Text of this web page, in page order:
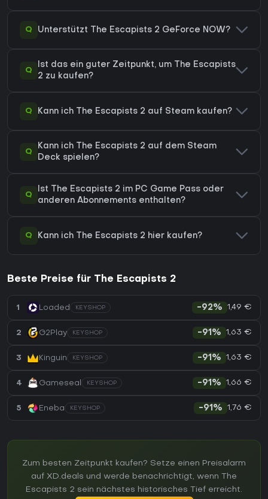
Q Unterstützt The Escapists 2 GeForce NOW?
Q
Ist das ein guter Zeitpunkt, um The Escapists
2 zu kaufen?
Q Kann ich The Escapists 2 auf Steam kaufen?
Q
Kann ich The Escapists 2 auf dem Steam
Deck spielen?
Q
Ist The Escapists 2 im PC Game Pass oder
anderen Abonnements enthalten?
Q Kann ich The Escapists 2 hier kaufen?
Beste Preise für The Escapists 2
1 Loaded KEYSHOP -92% 1,49 €
2 G2Play KEYSHOP -91% 1,63 €
3 Kinguin KEYSHOP -91% 1,63 €
4 Gameseal KEYSHOP -91% 1,66 €
5 Eneba KEYSHOP -91% 1,76 €
Zum besten Zeitpunkt kaufen? Setze einen Preisalarm
auf XD.deals und werde benachrichtigt, wenn The
Escapists 2 sein nächstes historisches Tief erreicht.